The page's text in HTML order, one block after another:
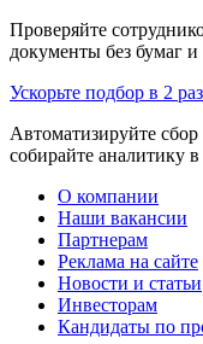
Проверяйте
документы без бумаг
Ускорьте подбор в 2
Автоматизируйте сбор
собирайте аналитику
О компании
Наши вакансии
Партнерам
Реклама на сайте
Новости и статьи
Инвесторам
Кандидаты по